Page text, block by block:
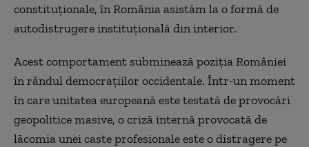
constituționale, în România asistăm la o formă de
autodistrugere instituțională din interior.
Acest comportament subminează poziția României
în rândul democrațiilor occidentale. Într-un moment
în care unitatea europeană este testată de provocări
geopolitice masive, o criză internă provocată de
lăcomia unei caste profesionale este o distragere pe